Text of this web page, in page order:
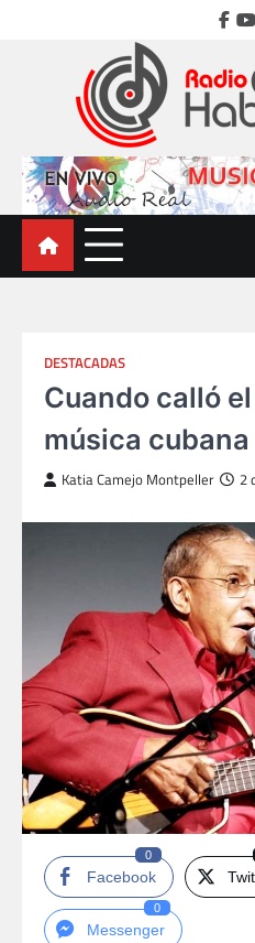
Radio Cadena
Emisora de la Música Cubana
DESTACADAS
Cuando calló
música cubana
Katia Camejo Montpeller 2
Facebook
0
Messenger
0